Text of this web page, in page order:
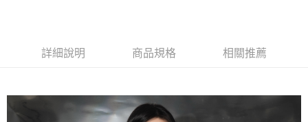
３．收到繳費通知簡訊後14天內，點擊此簡訊中的連結，可透過四大超商／
後付繳納相關費用。
※ 交易是否成功請以「AFTEE先享後付 」之結帳頁面顯示為準，若有關於
每筆NT$60
離島宅配
詳細說明 商品規格 相關推薦